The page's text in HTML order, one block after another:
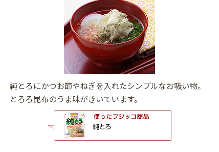
純とろにかつお節やねぎを入れたシンプルなお吸い物。
とろろ昆布のうま味がきいています。